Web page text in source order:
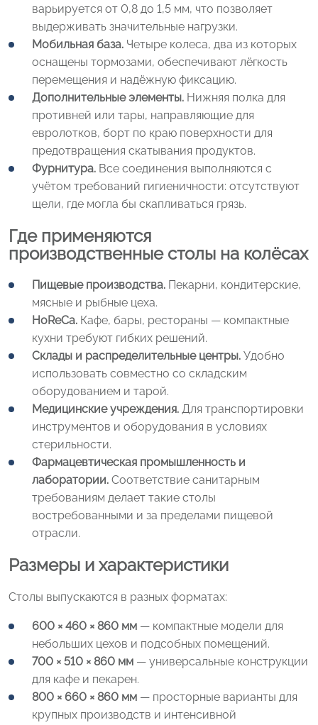
варьируется от 0,8 до 1,5 мм, что позволяет
выдерживать значительные нагрузки.
Мобильная база. Четыре колеса, два из которых
оснащены тормозами, обеспечивают лёгкость
перемещения и надёжную фиксацию.
Дополнительные элементы. Нижняя полка для
противней или тары, направляющие для
евролотков, борт по краю поверхности для
предотвращения скатывания продуктов.
Фурнитура. Все соединения выполняются с
учётом требований гигиеничности: отсутствуют
щели, где могла бы скапливаться грязь.
Где применяются
производственные столы на колёсах
Пищевые производства. Пекарни, кондитерские,
мясные и рыбные цеха.
HoReCa. Кафе, бары, рестораны — компактные
кухни требуют гибких решений.
Склады и распределительные центры. Удобно
использовать совместно со складским
оборудованием и тарой.
Медицинские учреждения. Для транспортировки
инструментов и оборудования в условиях
стерильности.
Фармацевтическая промышленность и
лаборатории. Соответствие санитарным
требованиям делает такие столы
востребованными и за пределами пищевой
отрасли.
Размеры и характеристики
Столы выпускаются в разных форматах:
600 × 460 × 860 мм — компактные модели для
небольших цехов и подсобных помещений.
700 × 510 × 860 мм — универсальные конструкции
для кафе и пекарен.
800 × 660 × 860 мм — просторные варианты для
крупных производств и интенсивной